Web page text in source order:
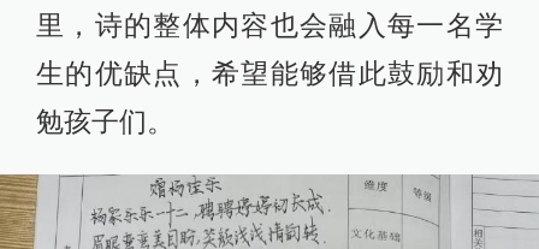
里，诗的整体内容也会融入每一名学
生的优缺点，希望能够借此鼓励和劝
勉孩子们。